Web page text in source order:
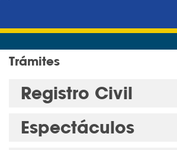
Trámites
Registro Civil
Espectáculos